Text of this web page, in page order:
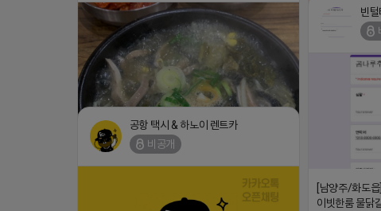
⛔️ 투자금 0원
2026-04-18
빈
[남양주/화도
이빗한룸 물닭
공항 택시 & 하노이 렌트카
비공개